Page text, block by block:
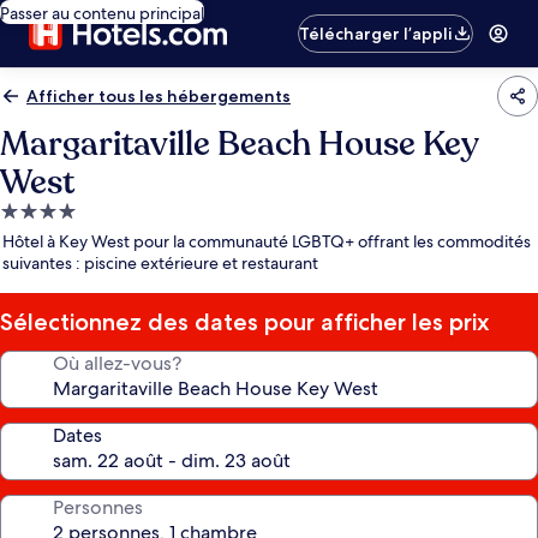
Passer au contenu principal
Télécharger l’appli
Afficher tous les hébergements
Margaritaville Beach House Key
West
Hébergement
4.0 étoiles
Hôtel à Key West pour la communauté LGBTQ+ offrant les commodités
suivantes : piscine extérieure et restaurant
Sélectionnez des dates pour afficher les prix
Où allez-vous?
Dates
Personnes